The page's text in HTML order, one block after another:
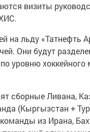
визиты
на льду «Татнефть
Они будут
уровню хоккейного
сборные Ливана,
(Кыргызстан +
из Ирана,